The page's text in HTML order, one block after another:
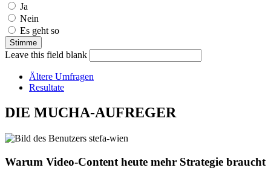
Ja
Nein
Es geht so
Leave this field blank
Ältere Umfragen
Resultate
DIE MUCHA-AUFREGER
Warum Video-Content heute mehr Strategie braucht